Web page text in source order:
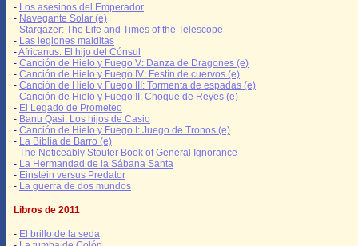
- Los asesinos del Emperador
- Navegante Solar (e)
- Stargazer: The Life and Times of the Telescope
- Las legiones malditas
-Africanus: El hijo del Cónsul
- Canción de Hielo y Fuego V: Danza de Dragones (e)
- Canción de Hielo y Fuego IV: Festín de cuervos (e)
- Canción de Hielo y Fuego III: Tormenta de espadas (e)
- Canción de Hielo y Fuego II: Choque de Reyes (e)
- El Legado de Prometeo
- Banu Qasi: Los hijos de Casio
- Canción de Hielo y Fuego I: Juego de Tronos (e)
- La Biblia de Barro (e)
- The Noticeably Stouter Book of General Ignorance
- La Hermandad de la Sábana Santa
- Einstein versus Predator
- La guerra de dos mundos
Libros de 2011
- El brillo de la seda